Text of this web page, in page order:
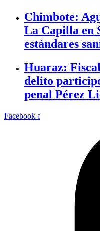
Chimbote:
La Capilla en
estándares
Huaraz:
delito
penal Pérez
Facebook-f